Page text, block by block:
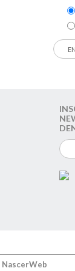
NascerWeb